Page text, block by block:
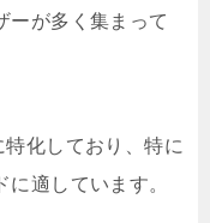
ーが多く集まって
化しており、特に
適しています。